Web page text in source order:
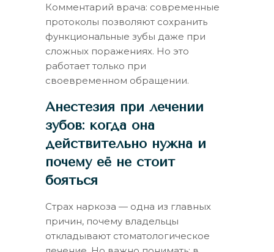
Комментарий врача: современные
протоколы позволяют сохранить
функциональные зубы даже при
сложных поражениях. Но это
работает только при
своевременном обращении.
Анестезия при лечении
зубов: когда она
действительно нужна и
почему её не стоит
бояться
Страх наркоза — одна из главных
причин, почему владельцы
откладывают стоматологическое